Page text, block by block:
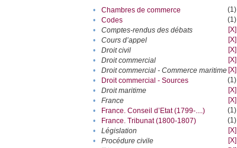
•
Chambres de commerce
(1)
•
Codes
(1)
•
Comptes-rendus des débats
[X]
•
Cours d’appel
[X]
•
Droit civil
[X]
•
Droit commercial
[X]
•
Droit commercial - Commerce maritime [X]
•
Droit commercial - Sources
(1)
•
Droit maritime
[X]
•
France
[X]
•
France. Conseil d’Etat (1799-....)
(1)
•
France. Tribunat (1800-1807)
(1)
•
Législation
[X]
•
Procédure civile
[X]